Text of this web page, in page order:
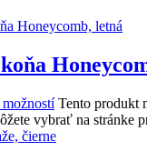
Tento produkt
vybrať na stránke